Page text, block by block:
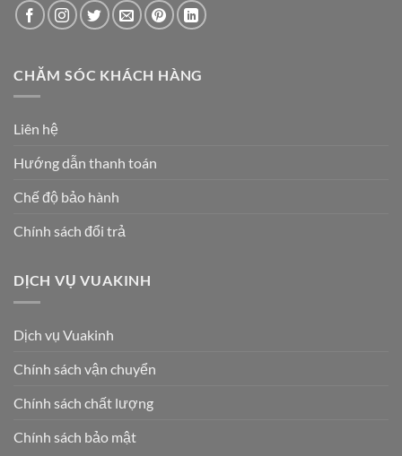
CHĂM SÓC KHÁCH HÀNG
Liên hệ
Hướng dẫn thanh toán
Chế độ bảo hành
Chính sách đổi trả
DỊCH VỤ VUAKINH
Dịch vụ Vuakinh
Chính sách vận chuyển
Chính sách chất lượng
Chính sách bảo mật